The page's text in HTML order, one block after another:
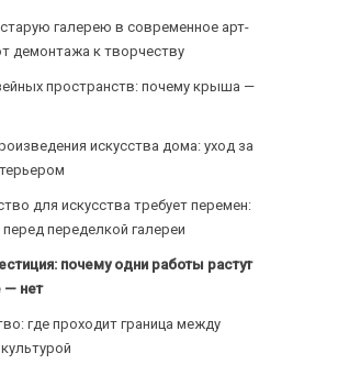
галерею в современное арт-
демонтажа к творчеству
пространств: почему крыша —
искусства дома: уход за
для искусства требует перемен:
переделкой галереи
почему одни работы растут
— нет
где проходит граница между